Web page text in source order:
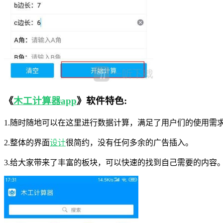
《木工计算器app》软件特色:
1.随时随地可以在这里进行数据计算，满足了用户们的使用需
2.整体的界面设计很简约，没有任何多余的广告插入。
3.给大家带来了丰富的板块，可以快速的找到自己需要的内容